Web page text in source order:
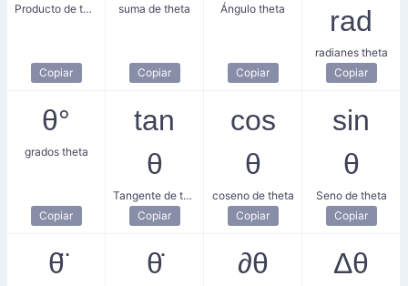
Producto de theta
Copiar
suma de theta
Copiar
Ángulo theta
Copiar
rad
radianes theta
Copiar
θ°
grados theta
Copiar
tan
θ
Tangente de theta
Copiar
cos
θ
coseno de theta
Copiar
sin
θ
Seno de theta
Copiar
θ̈ θ̇ ∂θ Δθ